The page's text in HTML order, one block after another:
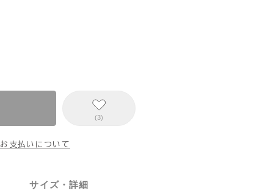
(3)
お支払いについて
サイズ・詳細